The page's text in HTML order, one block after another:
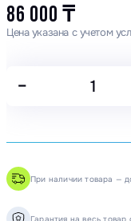
86 000 ₸
Цена указана с учетом
−
При наличии товара —
Гарантия на весь товар